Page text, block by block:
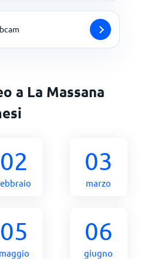
a La Massana
02 03
marzo
05
maggio
06
giugno